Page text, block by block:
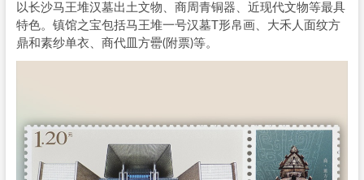
以长沙马王堆汉墓出土文物、商周青铜器、近现代文物等最具
特色。镇馆之宝包括马王堆一号汉墓T形帛画、大禾人面纹方
鼎和素纱单衣、商代皿方罍(附票)等。